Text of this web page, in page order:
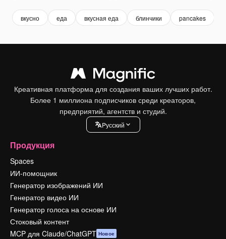
вкусно еда вкусная еда блинчики pancakes
Креативная платформа для создания ваших лучших работ.
Более 1 миллиона подписчиков среди креаторов,
предприятий, агентств и студий.
Pусский
Продукция
Spaces
ИИ-помощник
Генератор изображений ИИ
Генератор видео ИИ
Генератор голоса на основе ИИ
Стоковый контент
MCP для Claude/ChatGPT Новое